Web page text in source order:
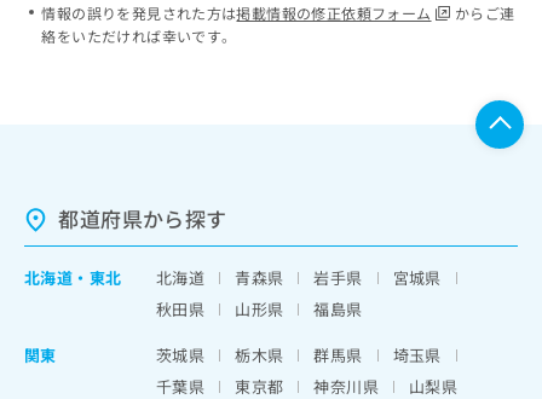
情報の誤りを発見された方は掲載情報の修正依頼フォーム
からご連
絡をいただければ幸いです。
都道府県から探す
北海道 ・ 東北 北海道 青森県 岩手県
宮城県
秋田県
山形県
福島県
関東
茨城県 栃木県 群馬県
埼玉県
千葉県
東京都 神奈川県
山梨県